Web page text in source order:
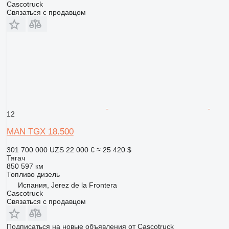
Сascotruck
Связаться с продавцом
12
MAN TGX 18.500
301 700 000 UZS 22 000 € ≈ 25 420 $
Тягач
850 597 км
Топливо дизель
Испания, Jerez de la Frontera
Сascotruck
Связаться с продавцом
Подписаться на новые объявления от Сascotruck